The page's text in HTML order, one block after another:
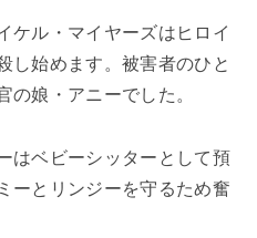
ケル・マイヤーズはヒロイ
し始めます。被害者のひと
の娘・アニーでした。
はベビーシッターとして預
ーとリンジーを守るため奮